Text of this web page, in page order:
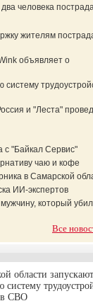
человека
жителям
объявляет о
систему
и "Леста"
с "Байкал Сервис"
чаю и кофе
в Самарской
ИИ-экспертов
который убил
Все
области запускают
систему
СВО